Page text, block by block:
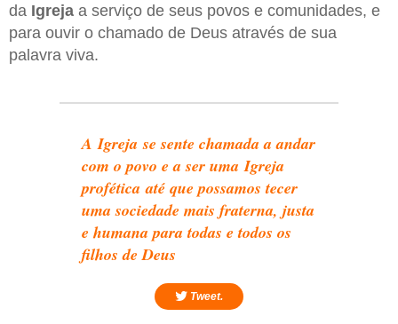
da Igreja a serviço de seus povos e comunidades, e
para ouvir o chamado de Deus através de sua
palavra viva.
A Igreja se sente chamada a andar
com o povo e a ser uma Igreja
profética até que possamos tecer
uma sociedade mais fraterna, justa
e humana para todas e todos os
filhos de Deus
Tweet.